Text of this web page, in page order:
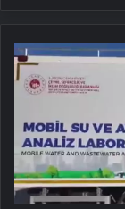
İzmir'de
Su
Arıtma
İZSU'ya
Milyon
TL
Ceza